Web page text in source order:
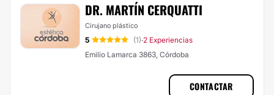
DR. MARTÍN CERQUATTI
Cirujano plástico
5 (1)·2 Experiencias
Emilio Lamarca 3863, Córdoba
CONTACTAR